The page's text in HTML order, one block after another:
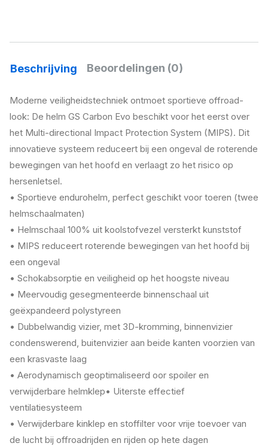
Beschrijving Beoordelingen (0)
Moderne veiligheidstechniek ontmoet sportieve offroad-
look: De helm GS Carbon Evo beschikt voor het eerst over
het Multi-directional Impact Protection System (MIPS). Dit
innovatieve systeem reduceert bij een ongeval de roterende
bewegingen van het hoofd en verlaagt zo het risico op
hersenletsel.
• Sportieve endurohelm, perfect geschikt voor toeren (twee
helmschaalmaten)
• Helmschaal 100% uit koolstofvezel versterkt kunststof
• MIPS reduceert roterende bewegingen van het hoofd bij
een ongeval
• Schokabsorptie en veiligheid op het hoogste niveau
• Meervoudig gesegmenteerde binnenschaal uit
geëxpandeerd polystyreen
• Dubbelwandig vizier, met 3D-kromming, binnenvizier
condenswerend, buitenvizier aan beide kanten voorzien van
een krasvaste laag
• Aerodynamisch geoptimaliseerd oor spoiler en
verwijderbare helmklep• Uiterste effectief
ventilatiesysteem
• Verwijderbare kinklep en stoffilter voor vrije toevoer van
de lucht bij offroadrijden en rijden op hete dagen